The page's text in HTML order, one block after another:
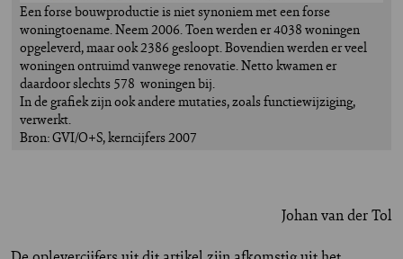
Een forse bouwproductie is niet synoniem met een forse
woningtoename. Neem 2006. Toen werden er 4038 woningen
opgeleverd, maar ook 2386 gesloopt. Bovendien werden er veel
woningen ontruimd vanwege renovatie. Netto kwamen er
daardoor slechts 578 woningen bij.
In de grafiek zijn ook andere mutaties, zoals functiewijziging,
verwerkt.
Bron: GVI/O+S, kerncijfers 2007
Johan van der Tol